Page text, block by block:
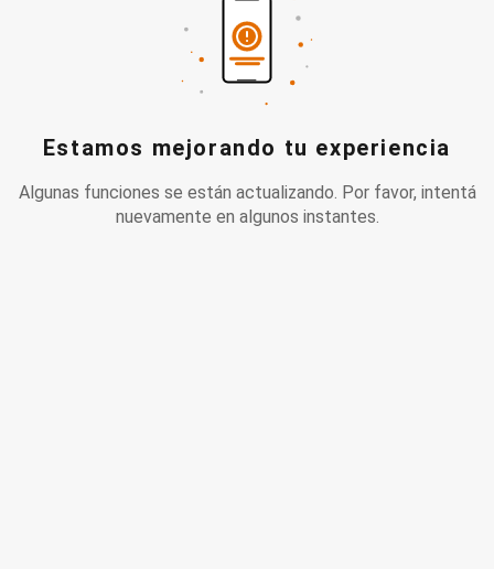
Estamos mejorando tu experiencia
Algunas funciones se están actualizando. Por favor, intentá
nuevamente en algunos instantes.